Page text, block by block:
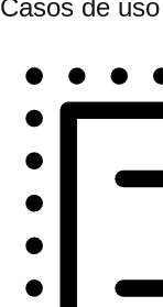
Casos de uso